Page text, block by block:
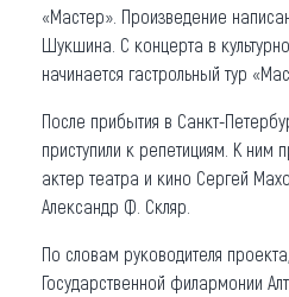
«Мастер». Произведение
Шукшина. С концерта в
начинается гастрольный тур
После прибытия в Санкт-
приступили к репетициям. К ним
актер театра и кино Сергей
Александр Ф. Скляр.
По словам руководителя
Государственной филармонии